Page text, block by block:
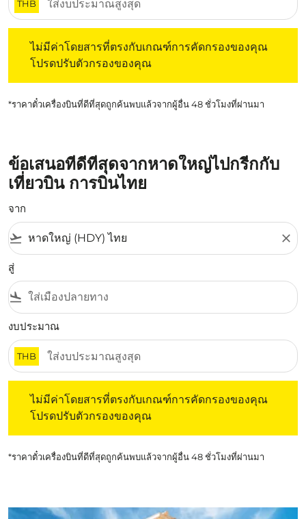
THB
ไม่มีค่าโดยสารที่ตรงกับเกณฑ์การคัดกรองของคุณ
โปรดปรับตัวกรองของคุณ
*ราคาตั๋วเครื่องบินที่ดีที่สุดถูกค้นพบแล้วจากผู้อื่น 48 ชั่วโมงที่ผ่านมา
ข้อเสนอที่ดีที่สุดจากหาดใหญ่ไปกรีกกับ
เที่ยวบิน การบินไทย
จาก
flight_takeoff close
สู่
flight_land
งบประมาณ
THB
ไม่มีค่าโดยสารที่ตรงกับเกณฑ์การคัดกรองของคุณ
โปรดปรับตัวกรองของคุณ
*ราคาตั๋วเครื่องบินที่ดีที่สุดถูกค้นพบแล้วจากผู้อื่น 48 ชั่วโมงที่ผ่านมา